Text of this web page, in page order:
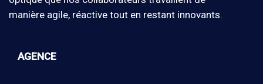
manière agile, réactive tout en restant innovants.
AGENCE